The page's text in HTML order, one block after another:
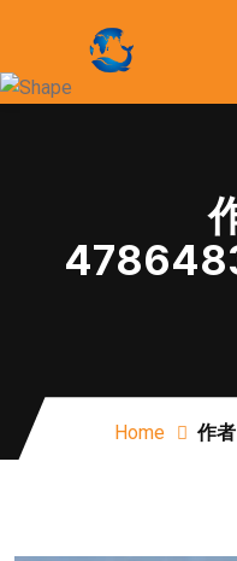
Home 作